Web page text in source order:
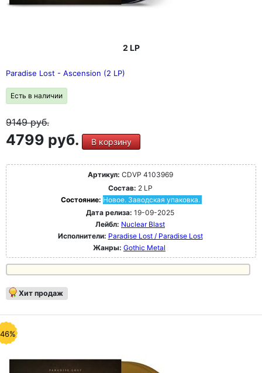
2 LP
Paradise Lost - Ascension (2 LP)
Есть в наличии
9149руб.
4799 руб. В корзину
Артикул: CDVP 4103969
Состав: 2 LP
Состояние: Новое. Заводская упаковка.
Дата релиза: 19-09-2025
Лейбл: Nuclear Blast
Исполнители: Paradise Lost / Paradise Lost
Жанры: Gothic Metal
Хит продаж